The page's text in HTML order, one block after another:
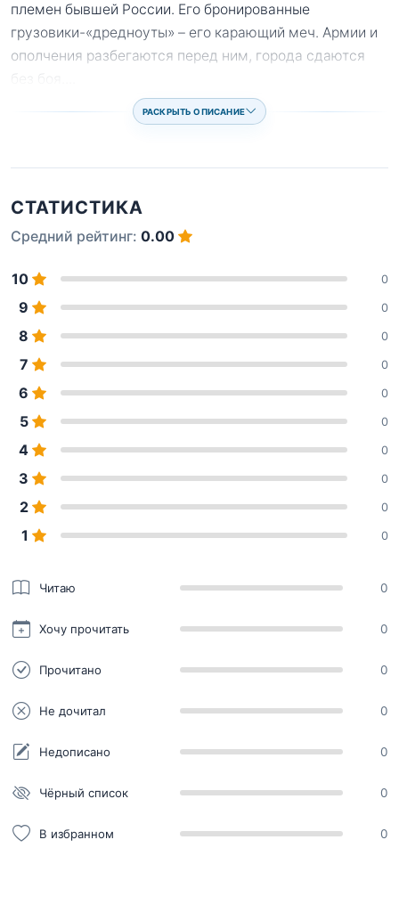
племен бывшей России. Его бронированные
грузовики-«дредноуты» – его карающий меч. Армии и
ополчения разбегаются перед ним, города сдаются
РАСКРЫТЬ ОПИСАНИЕ
СТАТИСТИКА
Средний рейтинг: 0.00
10 0
9 0
8 0
7 0
6 0
5 0
4 0
3 0
2 0
1 0
Читаю 0
Хочу прочитать 0
Прочитано 0
Не дочитал 0
Недописано 0
Чёрный список 0
В избранном 0